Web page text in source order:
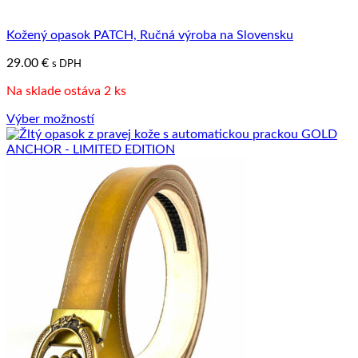
Kožený opasok PATCH, Ručná výroba na Slovensku
29.00 € s DPH
Na sklade ostáva 2 ks
Výber možností
Tento
produkt
produktu.